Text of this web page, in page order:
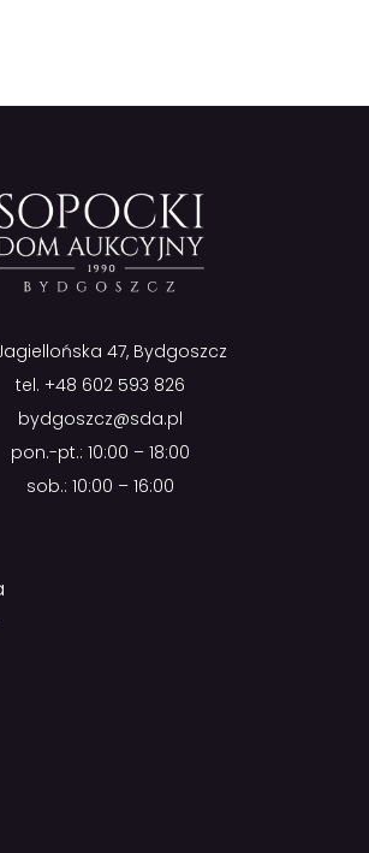
47, Bydgoszcz
tel. +48 602 593 826
bydgoszcz@sda.pl
pon.-pt.: 10:00 – 18:00
sob.: 10:00 – 16:00